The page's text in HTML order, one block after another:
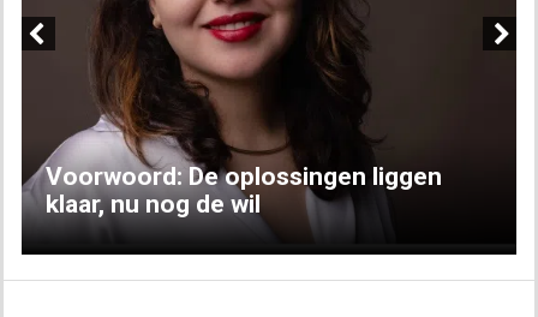
Voorwoord: De oplossingen liggen
klaar, nu nog de wil